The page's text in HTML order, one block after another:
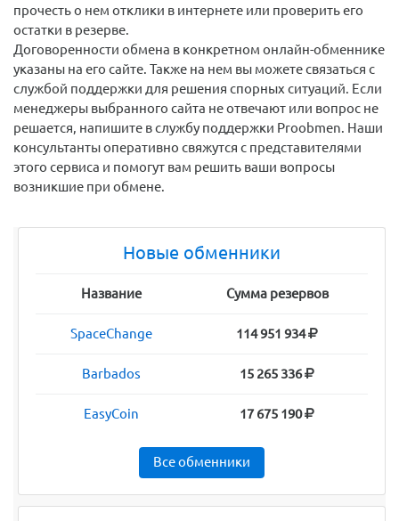
прочесть о нем отклики в интернете или проверить его
остатки в резерве.
Договоренности обмена в конкретном онлайн-обменнике
указаны на его сайте. Также на нем вы можете связаться с
службой поддержки для решения спорных ситуаций. Если
менеджеры выбранного сайта не отвечают или вопрос не
решается, напишите в службу поддержки Proobmen. Наши
консультанты оперативно свяжутся с представителями
этого сервиса и помогут вам решить ваши вопросы
возникшие при обмене.
Новые обменники
Название Сумма резервов
SpaceChange 114 951 934
Barbados 15 265 336
EasyCoin 17 675 190
Все обменники